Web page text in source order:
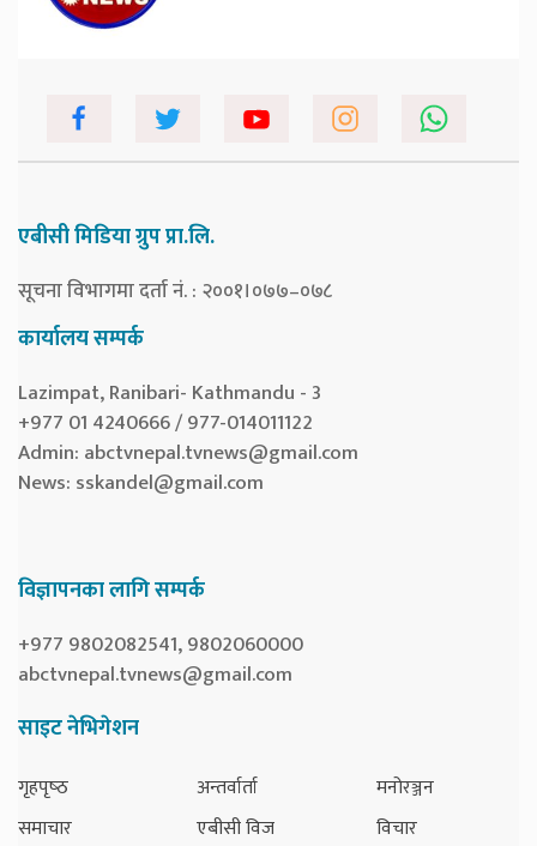
एबीसी मिडिया ग्रुप प्रा.लि.
सूचना विभागमा दर्ता नं. : २००१।०७७–०७८
कार्यालय सम्पर्क
Lazimpat, Ranibari- Kathmandu - 3
+977 01 4240666 / 977-014011122
Admin: abctvnepal.tvnews@gmail.com
News: sskandel@gmail.com
विज्ञापनका लागि सम्पर्क
+977 9802082541, 9802060000
abctvnepal.tvnews@gmail.com
साइट नेभिगेशन
गृहपृष्‍ठ
समाचार
अन्तर्वार्ता
एबीसी विज
मनोरञ्जन
विचार